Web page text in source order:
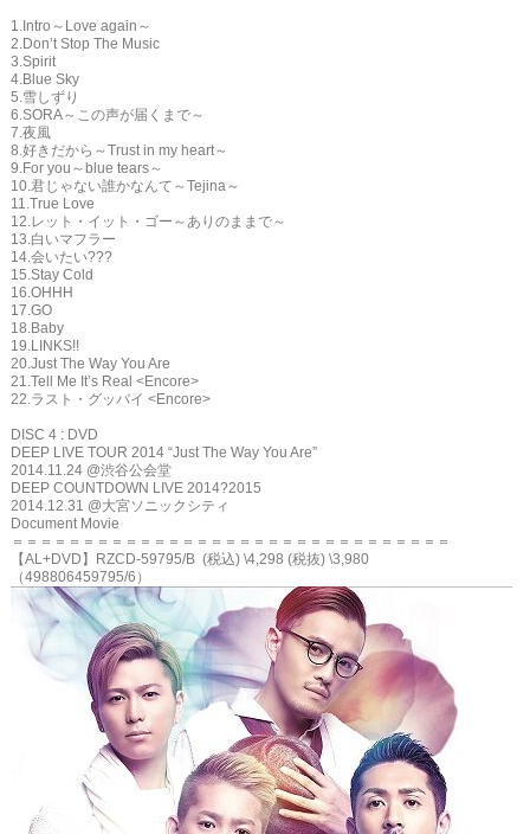
1.Intro～Love again～
2.Don’t Stop The Music
3.Spirit
4.Blue Sky
5.雪しずり
6.SORA～この声が届くまで～
7.夜風
8.好きだから～Trust in my heart～
9.For you～blue tears～
10.君じゃない誰かなんて～Tejina～
11.True Love
12.レット・イット・ゴー～ありのままで～
13.白いマフラー
14.会いたい???
15.Stay Cold
16.OHHH
17.GO
18.Baby
19.LINKS!!
20.Just The Way You Are
21.Tell Me It’s Real <Encore>
22.ラスト・グッバイ <Encore>
DISC 4 : DVD
DEEP LIVE TOUR 2014 “Just The Way You Are”
2014.11.24 @渋谷公会堂
DEEP COUNTDOWN LIVE 2014?2015
2014.12.31 @大宮ソニックシティ
Document Movie
＝＝＝＝＝＝＝＝＝＝＝＝＝＝＝＝＝＝＝＝＝＝＝＝＝＝＝＝＝＝＝
【AL+DVD】RZCD-59795/B (税込) \4,298 (税抜) \3,980
（498806459795/6）